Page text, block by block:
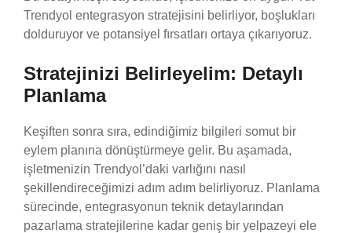
Trendyol entegrasyon stratejisini belirliyor, boşlukları
dolduruyor ve potansiyel fırsatları ortaya çıkarıyoruz.
Stratejinizi Belirleyelim: Detaylı
Planlama
Keşiften sonra sıra, edindiğimiz bilgileri somut bir
eylem planına dönüştürmeye gelir. Bu aşamada,
işletmenizin Trendyol’daki varlığını nasıl
şekillendireceğimizi adım adım belirliyoruz. Planlama
sürecinde, entegrasyonun teknik detaylarından
pazarlama stratejilerine kadar geniş bir yelpazeyi ele